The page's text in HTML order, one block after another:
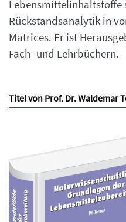
Lebensmittelinhaltstoffe
Rückstandsanalytik in
Matrices. Er ist
Fach- und Lehrbüchern.
Titel von Prof. Dr. Waldemar